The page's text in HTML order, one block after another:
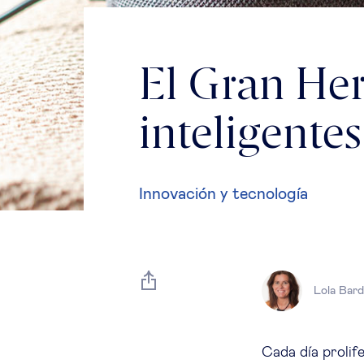
El Gran
Innovación y tecnología
Lola
Cada día